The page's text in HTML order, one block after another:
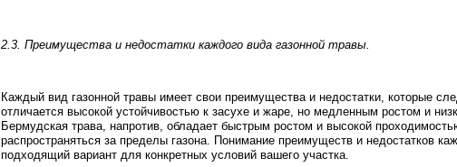
2.3. Преимущества и недостатки каждого вида газонной травы.
Каждый вид газонной травы имеет свои преимущества и недостатки, которые
отличается высокой устойчивостью к засухе и жаре, но медленным ростом и
Бермудская трава, напротив, обладает быстрым ростом и высокой
распространяться за пределы газона. Понимание преимуществ и недостатков
подходящий вариант для конкретных условий вашего участка.